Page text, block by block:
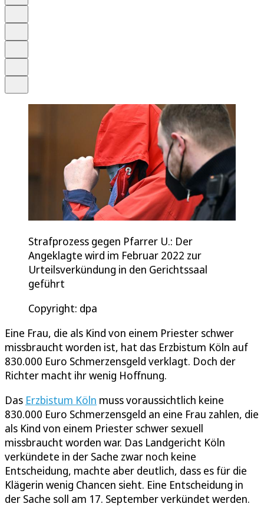
Strafprozess gegen Pfarrer U.: Der
Angeklagte wird im Februar 2022 zur
Urteilsverkündung in den Gerichtssaal
geführt
Copyright: dpa
Eine Frau, die als Kind von einem Priester schwer
missbraucht worden ist, hat das Erzbistum Köln auf
830.000 Euro Schmerzensgeld verklagt. Doch der
Richter macht ihr wenig Hoffnung.
Das Erzbistum Köln muss voraussichtlich keine
830.000 Euro Schmerzensgeld an eine Frau zahlen, die
als Kind von einem Priester schwer sexuell
missbraucht worden war. Das Landgericht Köln
verkündete in der Sache zwar noch keine
Entscheidung, machte aber deutlich, dass es für die
Klägerin wenig Chancen sieht. Eine Entscheidung in
der Sache soll am 17. September verkündet werden.